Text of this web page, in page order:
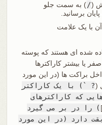
(
/) به سمت جلو
برسانید.
با یک علامت
شده ای هستند که پوسته
یا بیشتر کاراکترها
براکت ها (در این مورد
? `) با یک کاراکتر
که کاراکترهای
) را در بر می گیرد
دارد (در این مورد